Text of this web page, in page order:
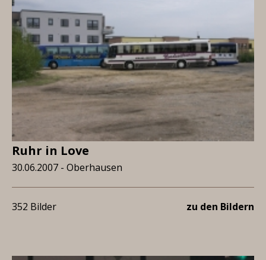
Ruhr in Love
30.06.2007 - Oberhausen
352 Bilder zu den Bildern